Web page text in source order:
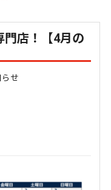
門店！【4月の
せ